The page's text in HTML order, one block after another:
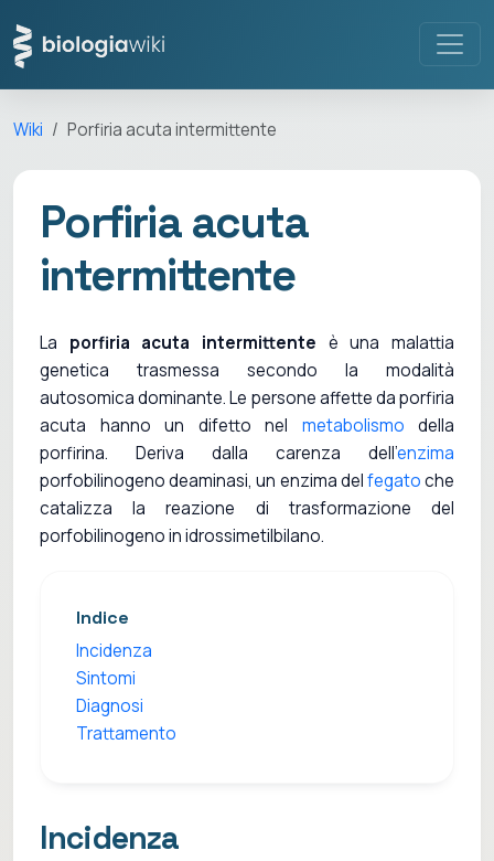
Wiki Porfiria acuta intermittente
Porfiria acuta
intermittente
La porfiria acuta intermittente è una malattia
genetica trasmessa secondo la modalità
autosomica dominante. Le persone affette da porfiria
acuta hanno un difetto nel metabolismo della
porfirina. Deriva dalla carenza dell'enzima
porfobilinogeno deaminasi, un enzima delfegatoche
catalizza la reazione di trasformazione del
porfobilinogeno in idrossimetilbilano.
Indice
Incidenza
Sintomi
Diagnosi
Trattamento
Incidenza